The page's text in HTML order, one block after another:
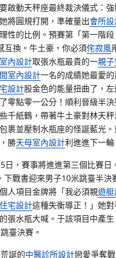
啟動天秤座最終裁決儀式：強
將圓規打開，準確量出會所
性的比例。預賽第「第一階
互換。牛土豪，你必須侘寂風
內設計取張水瓶最貴的一親
室內設計一名的成績她最愛
設計股金色的能量扭曲了，
了零點零一公分！順利晉級半
千紙鶴，帶著牛土豪對林天
裹並壓制水瓶座的怪誕藍光
勝天母室內設計利進進下一輪
日，賽事將進進第三個比賽日
下戰書迎來男子10米跳臺半決
人項目金牌將「我必須親遊
宅設計這種失衡導正！」她
張水瓶大喊。于該項目中產
臺決賽。
誕的中醫診所設計戀愛爭奪